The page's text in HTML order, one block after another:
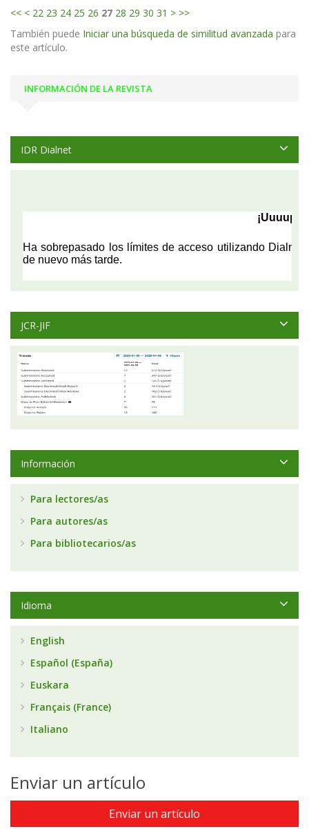
<< < 22 23 24 25 26 27 28 29 30 31 > >>
También puede Iniciar una búsqueda de similitud avanzada para
este artículo.
INFORMACIÓN DE LA REVISTA
IDR Dialnet
JCR-JIF
Información
Para lectores/as
Para autores/as
Para bibliotecarios/as
Idioma
English
Español (España)
Euskara
Français (France)
Italiano
Enviar un artículo
Enviar un artículo